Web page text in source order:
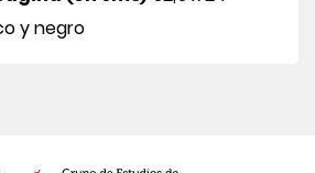
y negro